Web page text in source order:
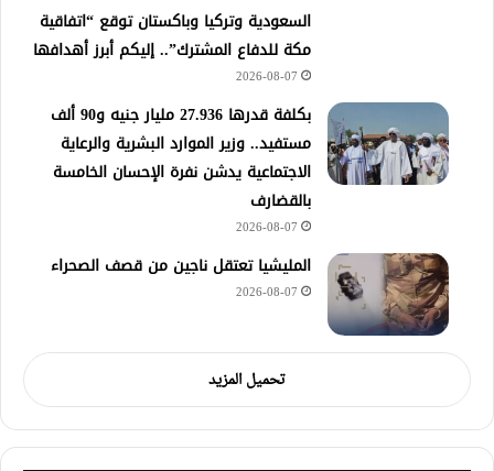
السعودية وتركيا وباكستان توقع “اتفاقية
مكة للدفاع المشترك”.. إليكم أبرز أهدافها
2026-08-07
​بكلفة قدرها 27.936 مليار جنيه و90 ألف
مستفيد.. وزير الموارد البشرية والرعاية
الاجتماعية يدشن نفرة الإحسان الخامسة
بالقضارف
2026-08-07
المليشيا تعتقل ناجين من قصف الصحراء
2026-08-07
تحميل المزيد